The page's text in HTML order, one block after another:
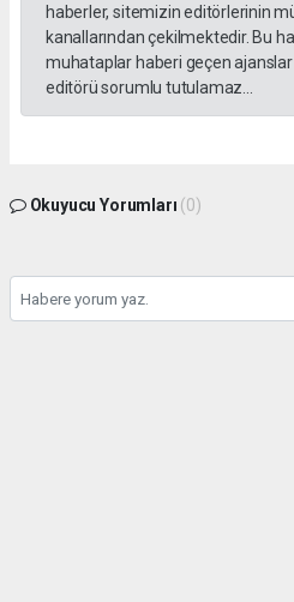
haberler, sitemizin editörlerinin
kanallarından çekilmektedir. Bu
muhataplar haberi geçen
editörü sorumlu tutulamaz...
Okuyucu Yorumları (0)